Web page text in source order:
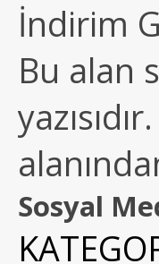
İndirim
Bu alan
Sosyal